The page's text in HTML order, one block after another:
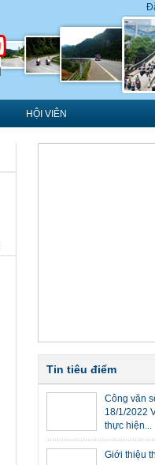
HỘI VIÊN
Tin tiêu điểm
Công văn
18/1/2022
thực hiện...
Giới thiệu